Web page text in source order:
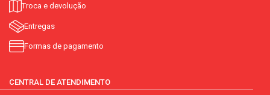
Troca e devolução
Entregas
Formas de pagamento
CENTRAL DE ATENDIMENTO